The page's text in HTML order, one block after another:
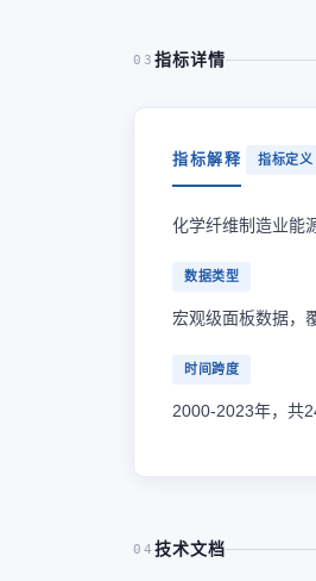
03 指标详情
指标解释 指标定义
化学纤维制造业能
数据类型
宏观级面板数据，
时间跨度
2000-2023年，共
04 技术文档